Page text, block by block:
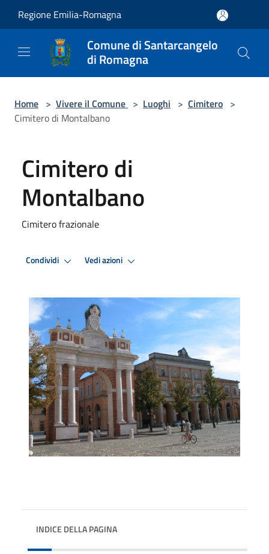
Regione Emilia-Romagna
Comune di Santarcangelo
di Romagna
Home > Vivere il Comune > Luoghi > Cimitero >
Cimitero di Montalbano
Cimitero di
Montalbano
Cimitero frazionale
Condividi Vedi azioni
INDICE DELLA PAGINA